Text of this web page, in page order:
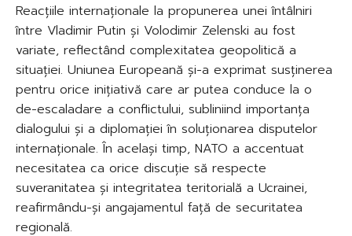
Reacțiile internaționale la propunerea unei întâlniri
între Vladimir Putin și Volodimir Zelenski au fost
variate, reflectând complexitatea geopolitică a
situației. Uniunea Europeană și-a exprimat susținerea
pentru orice inițiativă care ar putea conduce la o
de-escaladare a conflictului, subliniind importanța
dialogului și a diplomației în soluționarea disputelor
internaționale. În același timp, NATO a accentuat
necesitatea ca orice discuție să respecte
suveranitatea și integritatea teritorială a Ucrainei,
reafirmându-și angajamentul față de securitatea
regională.